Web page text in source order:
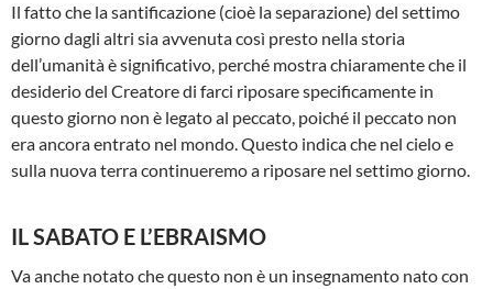
Il fatto che la santificazione (cioè la separazione) del settimo
giorno dagli altri sia avvenuta così presto nella storia
dell’umanità è significativo, perché mostra chiaramente che il
desiderio del Creatore di farci riposare specificamente in
questo giorno non è legato al peccato, poiché il peccato non
era ancora entrato nel mondo. Questo indica che nel cielo e
sulla nuova terra continueremo a riposare nel settimo giorno.
IL SABATO E L’EBRAISMO
Va anche notato che questo non è un insegnamento nato con